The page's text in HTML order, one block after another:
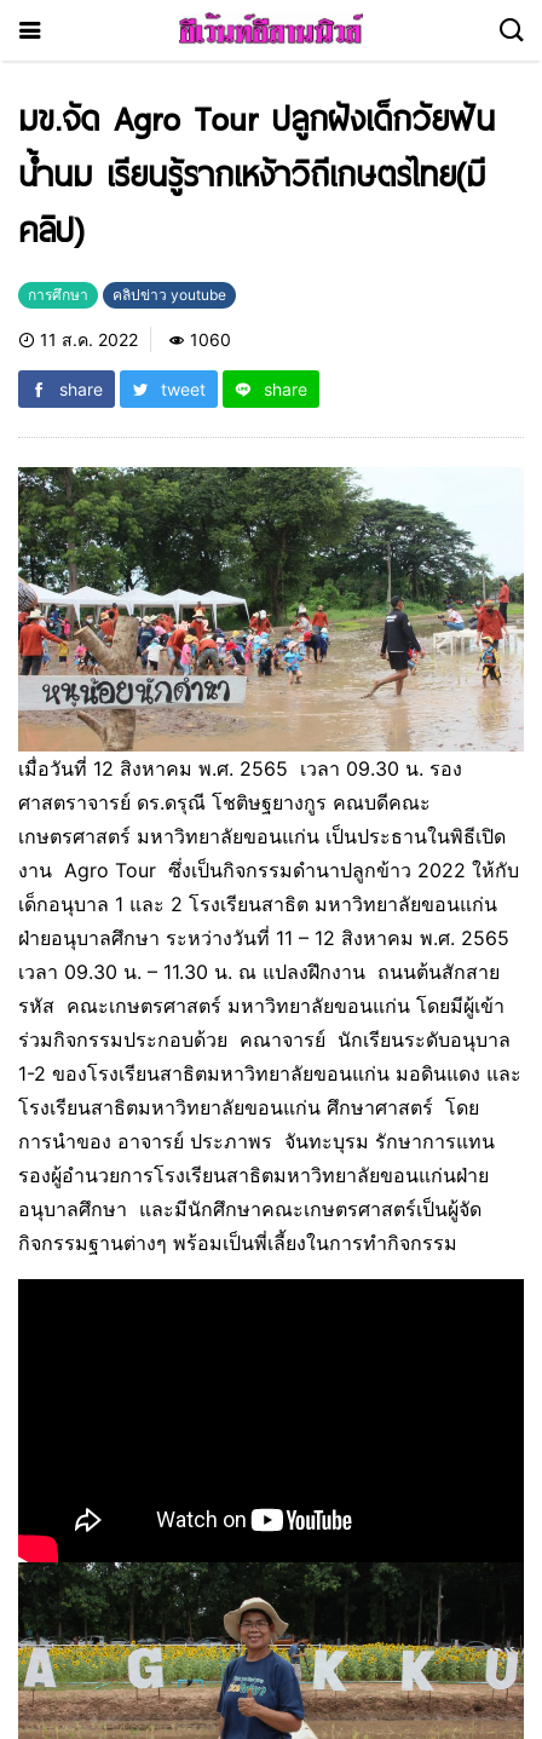
มข.จัด Agro Tour ปลูกฝังเด็กวัยฟัน
น้ำนม เรียนรู้รากเหง้าวิถีเกษตรไทย(มี
คลิป)
การศึกษา คลิปข่าว youtube
11 ส.ค. 2022 1060
share tweet share
เมื่อวันที่ 12 สิงหาคม พ.ศ. 2565 เวลา 09.30 น. รอง
ศาสตราจารย์ ดร.ดรุณี โชติษฐยางกูร คณบดีคณะ
เกษตรศาสตร์ มหาวิทยาลัยขอนแก่น เป็นประธานในพิธีเปิด
งาน Agro Tour ซึ่งเป็นกิจกรรมดำนาปลูกข้าว 2022 ให้กับ
เด็กอนุบาล 1 และ 2 โรงเรียนสาธิต มหาวิทยาลัยขอนแก่น
ฝ่ายอนุบาลศึกษา ระหว่างวันที่ 11 – 12 สิงหาคม พ.ศ. 2565
เวลา 09.30 น. – 11.30 น. ณ แปลงฝึกงาน ถนนต้นสักสาย
รหัส คณะเกษตรศาสตร์ มหาวิทยาลัยขอนแก่น โดยมีผู้เข้า
ร่วมกิจกรรมประกอบด้วย คณาจารย์ นักเรียนระดับอนุบาล
1-2 ของโรงเรียนสาธิตมหาวิทยาลัยขอนแก่น มอดินแดง และ
โรงเรียนสาธิตมหาวิทยาลัยขอนแก่น ศึกษาศาสตร์ โดย
การนำของ อาจารย์ ประภาพร จันทะบุรม รักษาการแทน
รองผู้อำนวยการโรงเรียนสาธิตมหาวิทยาลัยขอนแก่นฝ่าย
อนุบาลศึกษา และมีนักศึกษาคณะเกษตรศาสตร์เป็นผู้จัด
กิจกรรมฐานต่างๆ พร้อมเป็นพี่เลี้ยงในการทำกิจกรรม